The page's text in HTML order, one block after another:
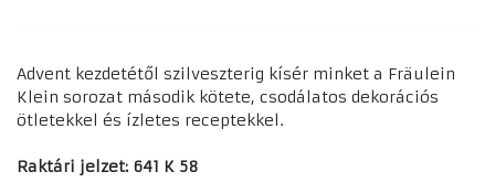
Advent kezdetétől szilveszterig kísér minket a Fräulein
Klein sorozat második kötete, csodálatos dekorációs
ötletekkel és ízletes receptekkel.
Raktári jelzet: 641 K 58